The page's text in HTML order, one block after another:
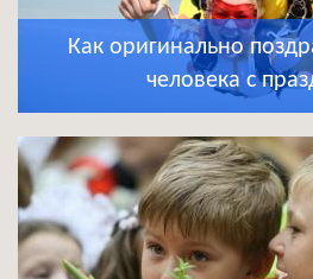
Как оригинально
человека с